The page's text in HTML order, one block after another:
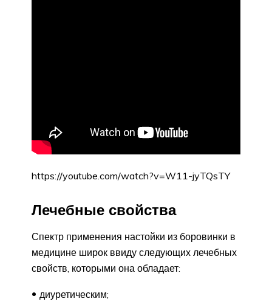
https://youtube.com/watch?v=W11-jyTQsTY
Лечебные свойства
Спектр применения настойки из боровинки в
медицине широк ввиду следующих лечебных
свойств, которыми она обладает:
диуретическим;